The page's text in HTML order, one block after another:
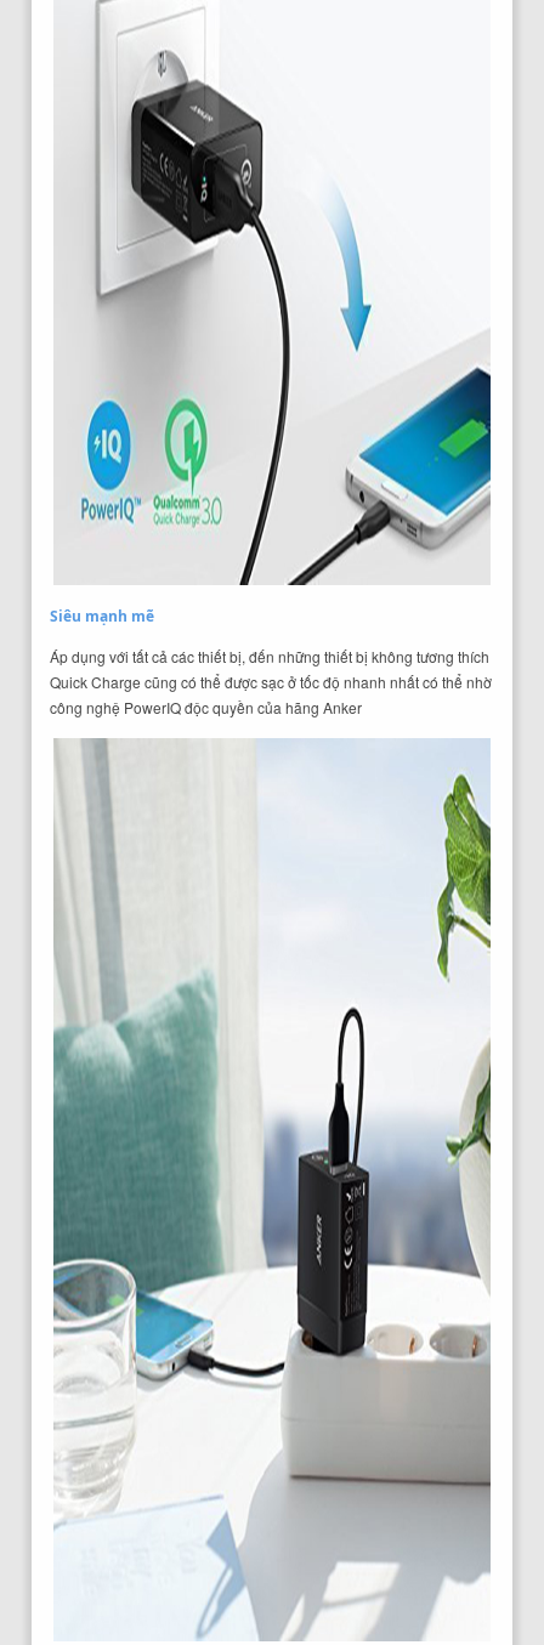
Siêu mạnh mẽ
Áp dụng với tất cả các thiết bị, đến những thiết bị không tương thích
Quick Charge cũng có thể được sạc ở tốc độ nhanh nhất có thể nhờ
công nghệ PowerIQ độc quyền của hãng Anker